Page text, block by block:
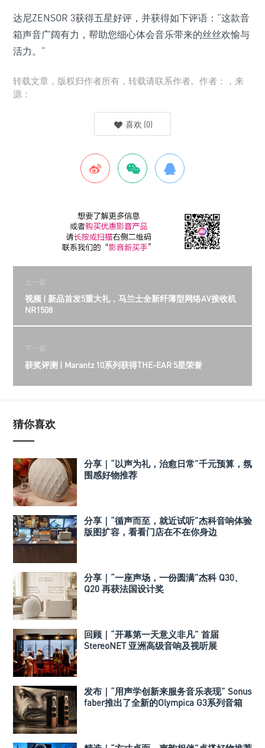
达尼ZENSOR 3获得五星好评，并获得如下评语：“这款音
箱声音广阔有力，帮助您细心体会音乐带来的丝丝欢愉与
活力。”
转载文章，版权归作者所有，转载请联系作者。作者：，来
源：
喜欢 (0)
上一篇
视频 | 新品首发5重大礼，马兰士全新纤薄型网络AV接收机
NR1508
下一篇
获奖评测 | Marantz 10系列获得THE-EAR 5星荣誉
猜你喜欢
分享｜“以声为礼，治愈日常”千元预算，氛
围感好物推荐
分享｜“循声而至，就近试听”杰科音响体验
版图扩容，看看门店在不在你身边
分享｜“一座声场，一份圆满”杰科 Q30、
Q20 再获法国设计奖
回顾｜“开幕第一天意义非凡” 首届
StereoNET 亚洲高级音响及视听展
发布｜“用声学创新来服务音乐表现” Sonus
faber推出了全新的Olympica G3系列音箱